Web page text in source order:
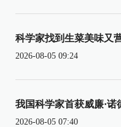
科学家找到生菜美味又
2026-08-05 09:24
我国科学家首获威廉·诺
2026-08-05 07:40